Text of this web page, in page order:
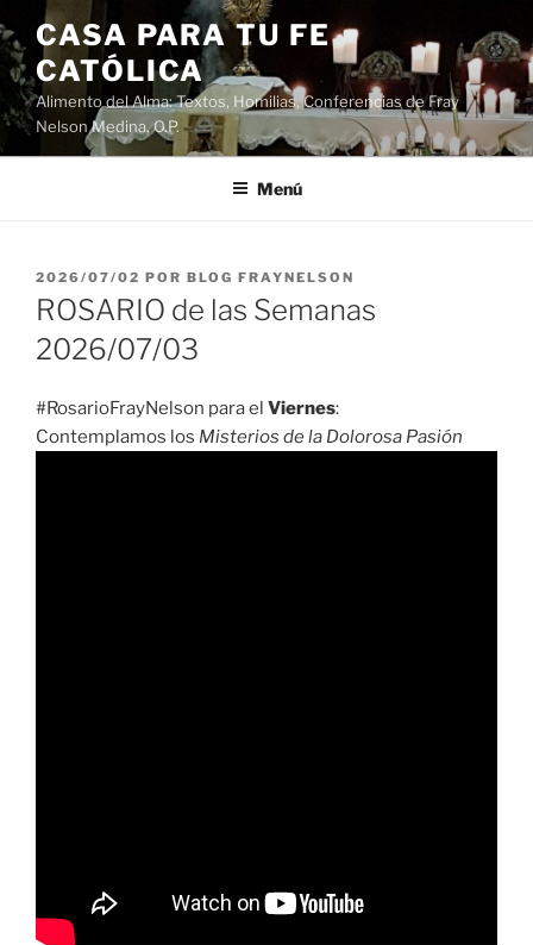
Saltar
al
contenido
CASA PARA TU FE
CATÓLICA
Alimento del Alma: Textos, Homilias, Conferencias de Fray
Nelson Medina, O.P.
Menú
PUBLICADO
EL
2026/07/02 POR BLOG FRAYNELSON
ROSARIO de las Semanas
2026/07/03
#RosarioFrayNelson para el Viernes:
Contemplamos los Misterios de la Dolorosa Pasión